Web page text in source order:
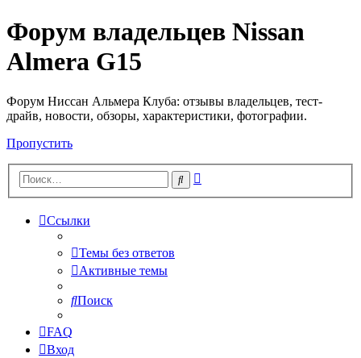
Форум владельцев Nissan
Almera G15
Форум Ниссан Альмера Клуба: отзывы владельцев, тест-
драйв, новости, обзоры, характеристики, фотографии.
Пропустить
Поиск
Ссылки
Темы без ответов
Активные темы
Поиск
FAQ
Вход